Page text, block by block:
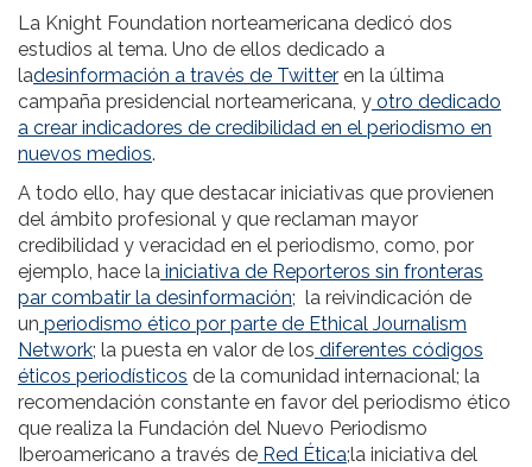
La Knight Foundation norteamericana dedicó dos
estudios al tema. Uno de ellos dedicado a
ladesinformación a través de Twitter en la última
campaña presidencial norteamericana, y otro dedicado
a crear indicadores de credibilidad en el periodismo en
nuevos medios.
A todo ello, hay que destacar iniciativas que provienen
del ámbito profesional y que reclaman mayor
credibilidad y veracidad en el periodismo, como, por
ejemplo, hace la iniciativa de Reporteros sin fronteras
par combatir la desinformación; la reivindicación de
un periodismo ético por parte de Ethical Journalism
Network; la puesta en valor de los diferentes códigos
éticos periodísticos de la comunidad internacional; la
recomendación constante en favor del periodismo ético
que realiza la Fundación del Nuevo Periodismo
Iberoamericano a través de Red Ética;la iniciativa del